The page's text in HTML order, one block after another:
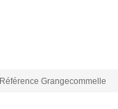
Référence Grangecommelle